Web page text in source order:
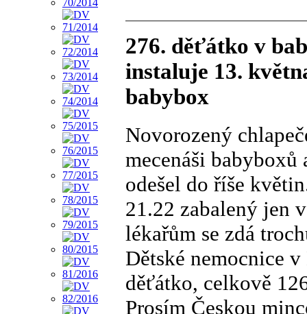
276. děťátko v
instaluje 13.
babybox
Novorozený
mecenáši
odešel do říše
21.22 zabalený jen
lékařům se zdá
Dětské nemocnice
děťátko, celkově
Prosím Českou